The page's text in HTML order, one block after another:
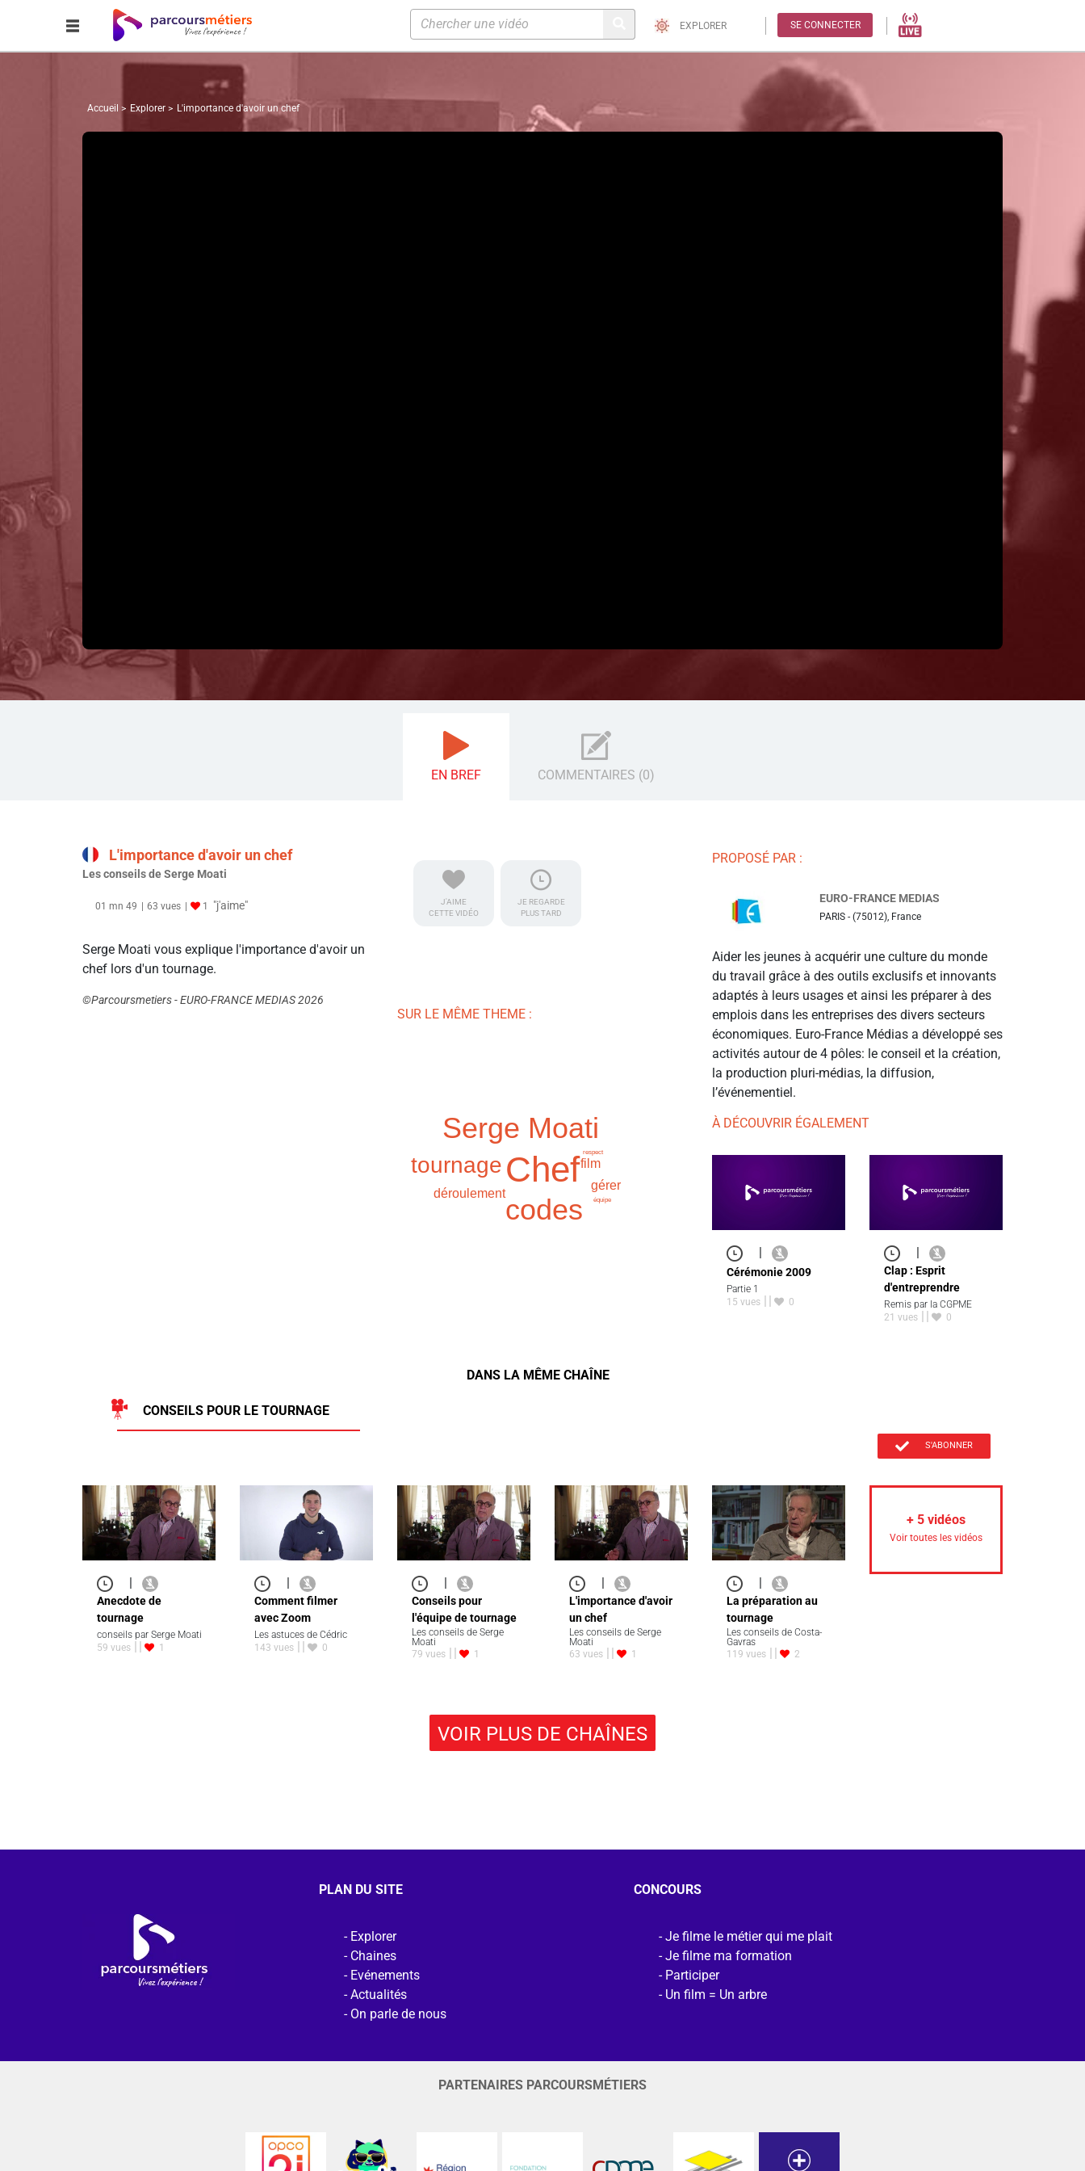
EXPLORER SE CONNECTER
Accueil Explorer L'importance d'avoir un chef
EN BREF COMMENTAIRES (0)
L'importance d'avoir un chef
Les conseils de Serge Moati
01 mn 49 63 vues 1 "j'aime"
Serge Moati vous explique l'importance d'avoir un
chef lors d'un tournage.
©Parcoursmetiers - EURO-FRANCE MEDIAS 2026
J'AIME
CETTE VIDÉO
JE REGARDE
PLUS TARD
SUR LE MÊME THEME :
Chef
Serge Moati
codes
tournage
film
gérer
déroulement équipe
respect
PROPOSÉ PAR :
EURO-FRANCE MEDIAS
PARIS - (75012), France
Aider les jeunes à acquérir une culture du monde
du travail grâce à des outils exclusifs et innovants
adaptés à leurs usages et ainsi les préparer à des
emplois dans les entreprises des divers secteurs
économiques. Euro-France Médias a développé ses
activités autour de 4 pôles: le conseil et la création,
la production pluri-médias, la diffusion,
l’événementiel.
À DÉCOUVRIR ÉGALEMENT
|
Cérémonie 2009
Partie 1
15 vues
0
|
Clap : Esprit
d'entreprendre
Remis par la CGPME
21 vues
0
DANS LA MÊME CHAÎNE
CONSEILS POUR LE TOURNAGE
S'ABONNER
|
Anecdote de
tournage
conseils par Serge Moati
59 vues
1
|
Comment filmer
avec Zoom
Les astuces de Cédric
143 vues
0
|
Conseils pour
l'équipe de tournage
Les conseils de Serge
Moati
79 vues
1
|
L'importance d'avoir
un chef
Les conseils de Serge
Moati
63 vues
1
|
La préparation au
tournage
Les conseils de Costa-
Gavras
119 vues
2
+ 5 vidéos
Voir toutes les vidéos
VOIR PLUS DE CHAÎNES
PLAN DU SITE
Explorer
Chaines
Evénements
Actualités
On parle de nous
CONCOURS
Je filme le métier qui me plait
Je filme ma formation
Participer
Un film = Un arbre
PARTENAIRES PARCOURSMÉTIERS